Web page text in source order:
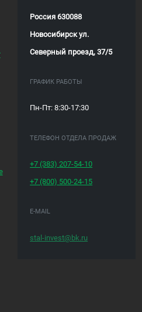
Россия 630088
Новосибирск ул.
Северный проезд, 37/5
ГРАФИК РАБОТЫ
Пн-Пт: 8:30-17:30
ТЕЛЕФОН ОТДЕЛА ПРОДАЖ
+7 (383)207-54-10
+7 (800) 500-24-15
E-MAIL
stal-invest@bk.ru